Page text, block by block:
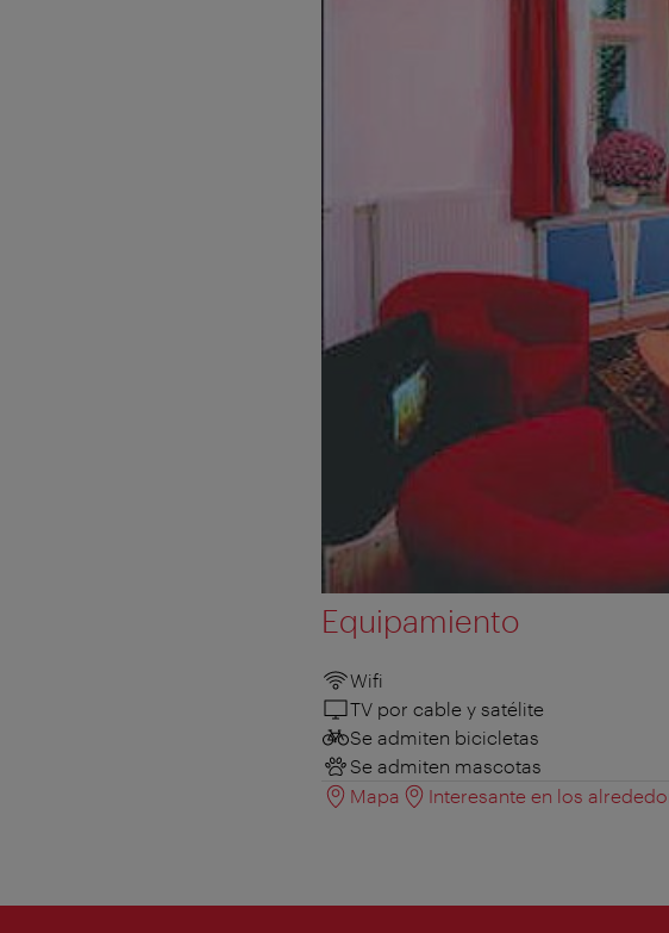
Equipamiento
Wifi
TV por cable y satélite
Se admiten bicicletas
Se admiten mascotas
Mapa
Interesante en los